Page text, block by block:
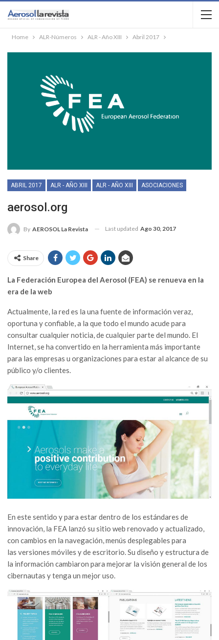
Home ALR-Números ALR - Año XIII Abril 2017
ABRIL 2017 ALR - AÑO XIII ALR - AÑO XIII ASOCIACIONES
aerosol.org
By AEROSOL La Revista Last updated Ago 30, 2017
Share
La Federación Europea del Aerosol (FEA) se renueva en la
era de la web
Actualmente, la red es la una fuente de información veraz,
oportuna y confiable, a la que todo el mundo acude para
consultar cualquier noticia, de cualquier parte del mundo. El
Internet, se ha convertido en la herramienta más importante
para las empresas u organizaciones para estar al alcance de su
público y/o clientes.
En este sentido y para estar dentro de los estándares de
innovación, la FEA lanzó su sitio web renovado y actualizado,
con cambios en la navegación, menús desplegables para
las versiones móviles y de escritorio. Su diseño y estructura de
la información cambiaron para mejorar la visión general de los
cibernautas y tenga un mejor uso.